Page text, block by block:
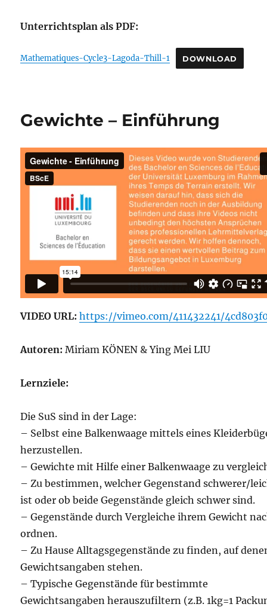
Unterrichtsplan als PDF:
Mathematiques-Cycle3-Lagoda-Thill-1 DOWNLOAD
Gewichte – Einführung
VIDEO URL: https://vimeo.com/411432241/
Autoren: Miriam KÖNEN & Ying Mei LIU
Lernziele:
Die SuS sind in der Lage:
– Selbst eine Balkenwaage mittels eines
herzustellen.
– Gewichte mit Hilfe einer Balkenwaage zu
– Zu bestimmen, welcher Gegenstand schwerer/
ist oder ob beide Gegenstände gleich schwer sind.
– Gegenstände durch Vergleiche ihrem Gewicht
ordnen.
– Zu Hause Alltagsgegenstände zu finden, auf
Gewichtsangaben stehen.
– Typische Gegenstände für bestimmte
Gewichtsangaben herauszufiltern (z.B. 1kg=1